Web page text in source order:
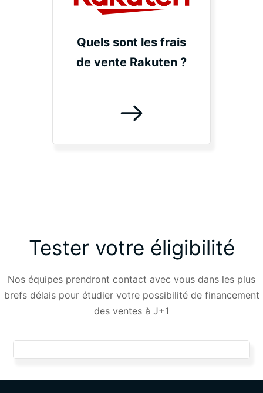
Quels sont les frais
de vente Rakuten ?
Tester votre éligibilité
Nos équipes prendront contact avec vous dans les plus
brefs délais pour étudier votre possibilité de financement
des ventes à J+1